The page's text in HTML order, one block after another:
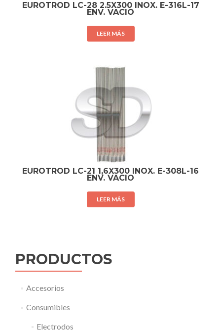
EUROTROD LC-28 2.5X300 INOX. E-316L-17
ENV. VACIO
LEER MÁS
EUROTROD LC-21 1,6X300 INOX. E-308L-16
ENV. VACIO
LEER MÁS
PRODUCTOS
Accesorios
Consumibles
Electrodos